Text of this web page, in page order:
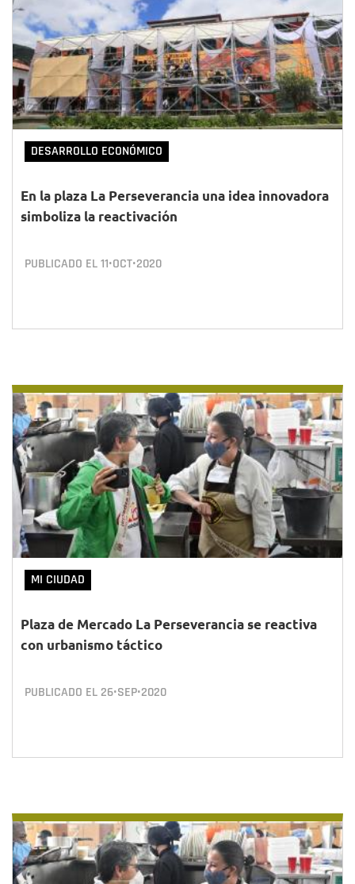
DESARROLLO ECONÓMICO
En la plaza La Perseverancia una idea innovadora
simboliza la reactivación
PUBLICADO EL11•OCT•2020
MI CIUDAD
Plaza de Mercado La Perseverancia se reactiva
con urbanismo táctico
PUBLICADO EL 26•SEP•2020